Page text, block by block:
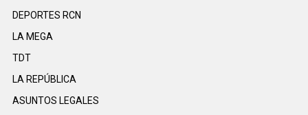
DEPORTES RCN
LA MEGA
TDT
LA REPÚBLICA
ASUNTOS LEGALES